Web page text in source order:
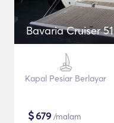
Bavaria Cruiser 51
Kapal Pesiar Berlayar
$679 /malam